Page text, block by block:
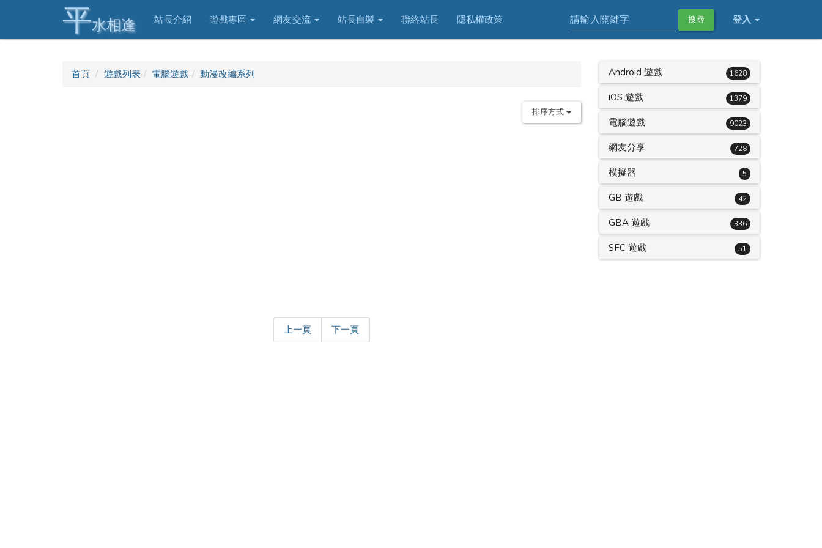
平水相逢 站長介紹 遊戲專區 網友交流 站長自製 聯絡站長 隱私權政策 登入
搜尋
首頁 遊戲列表 電腦遊戲 動漫改編系列
排序方式
上一頁 下一頁
Android 遊戲 1628
iOS 遊戲 1379
電腦遊戲 9023
網友分享 728
模擬器 5
GB 遊戲 42
GBA 遊戲 336
SFC 遊戲 51